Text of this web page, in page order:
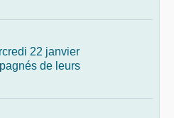
22 janvier
de leurs